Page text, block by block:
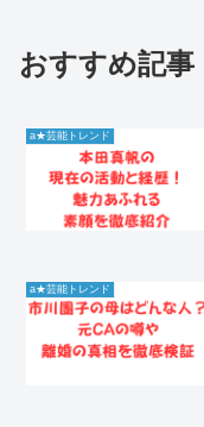
おすすめ記事
a★芸能トレンド
a★芸能トレンド